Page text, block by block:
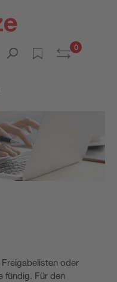
0
oder
fündig. Für den